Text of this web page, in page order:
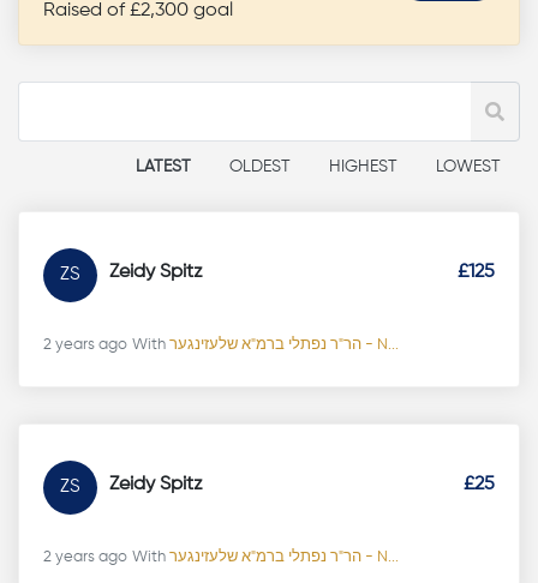
Raised of £2,300 goal
LATEST OLDEST HIGHEST LOWEST
ZS Zeidy Spitz £125
2 years ago With הר"ר נפתלי ברמ"א שלעזינגער - N...
ZS Zeidy Spitz £25
2 years ago With הר"ר נפתלי ברמ"א שלעזינגער - N...